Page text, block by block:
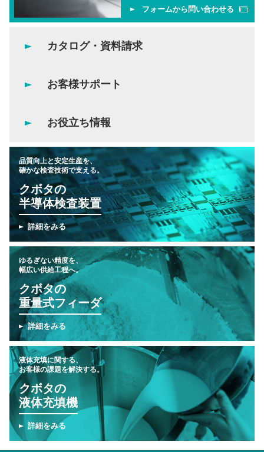
フォームから問い合わせる
カタログ・資料請求
お客様サポート
お役立ち情報
品質向上と安定生産を、
確かな検査技術で支える。
クボタの
半導体検査装置
詳細をみる
ゆるぎない精度を、
幅広い供給工程へ。
クボタの
重量式フィーダ
詳細をみる
液体充填に関する、
お客様の課題を解決する。
クボタの
液体充填機
詳細をみる